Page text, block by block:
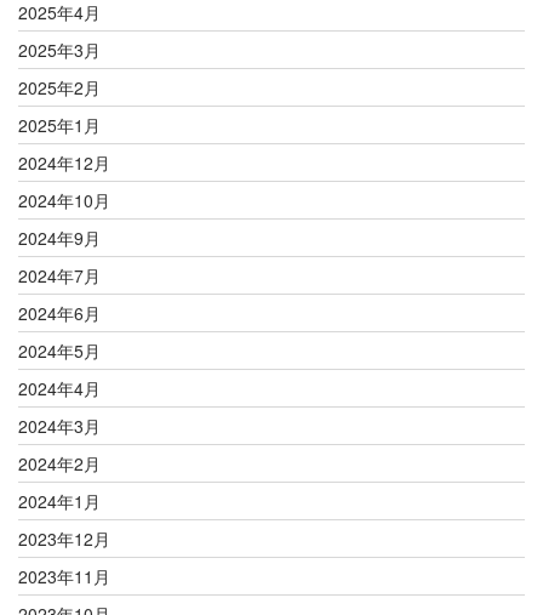
2025年4月
2025年3月
2025年2月
2025年1月
2024年12月
2024年10月
2024年9月
2024年7月
2024年6月
2024年5月
2024年4月
2024年3月
2024年2月
2024年1月
2023年12月
2023年11月